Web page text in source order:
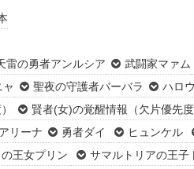
雷の勇者アンルシア 武闘家マァム
ャ 聖夜の守護者バーバラ
ハロ
賢者(女)の覚醒情報（欠片優先度
リーナ 勇者ダイ ヒュンケル
王女プリン サマルトリアの王子